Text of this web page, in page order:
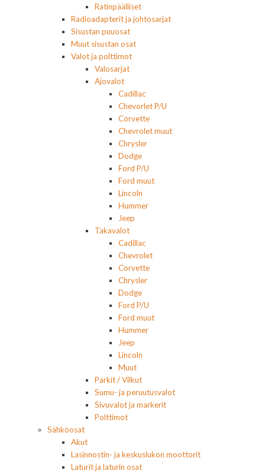
Ratinpäälliset
Radioadapterit ja johtosarjat
Sisustan puuosat
Muut sisustan osat
Valot ja polttimot
Valosarjat
Ajovalot
Cadillac
Chevorlet P/U
Corvette
Chevrolet muut
Chrysler
Dodge
Ford P/U
Ford muut
Lincoln
Hummer
Jeep
Takavalot
Cadillac
Chevrolet
Corvette
Chrysler
Dodge
Ford P/U
Ford muut
Hummer
Jeep
Lincoln
Muut
Parkit / Vilkut
Sumu- ja peruutusvalot
Sivuvalot ja markerit
Polttimot
Sähköosat
Akut
Lasinnostin- ja keskuslukon moottorit
Laturit ja laturin osat